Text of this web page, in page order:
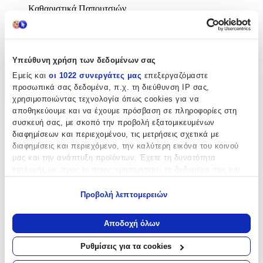
Υπεύθυνη χρήση των δεδομένων σας
Εμείς και οι 1022 συνεργάτες μας επεξεργαζόμαστε
προσωπικά σας δεδομένα, π.χ. τη διεύθυνση IP σας,
χρησιμοποιώντας τεχνολογία όπως cookies για να
αποθηκεύουμε και να έχουμε πρόσβαση σε πληροφορίες στη
συσκευή σας, με σκοπό την προβολή εξατομικευμένων
διαφημίσεων και περιεχομένου, τις μετρήσεις σχετικά με
διαφημίσεις και περιεχόμενο, την καλύτερη εικόνα του κοινού
μας και την ανάπτυξη προϊόντων. Έχετε τη δυνατότητα
Να συλλέξουμε πληροφορίες σχετικά με τη γεωγραφική
σας τοποθεσία, οι οποίες μπορεί να είναι ακριβείς σε
απόσταση μερικών μέτρων
Να αναγνωρίσουμε τη συσκευή σας σαρώνοντας ενεργά
Προβολή λεπτομερειών
Αποδοχή όλων
Ρυθμίσεις για τα cookies
Καθαριστικά Παπουτσιών
Υλικό Παπουτσιού
Χαρακτηριστικά
+
Χαρακτηριστικά
Κατασκευαστής:
Υλικό Παπουτσιού